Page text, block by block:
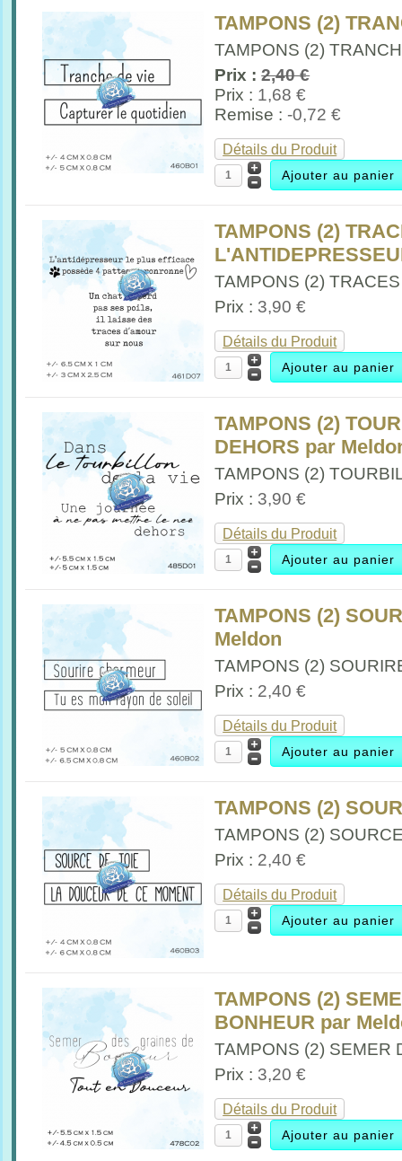
TAMPONS (2)
TAMPONS (2)
Prix :2,40 €
Prix : 1,68 €
Remise :-0,72 €
Détails du Produit
TAMPONS (2)
TAMPONS (2)
Prix : 3,90 €
Détails du Produit
TAMPONS (2)
DEHORS par
TAMPONS (2)
Prix : 3,90 €
Détails du Produit
TAMPONS (2)
Meldon
TAMPONS (2)
Prix : 2,40 €
Détails du Produit
TAMPONS (2)
TAMPONS (2)
Prix : 2,40 €
Détails du Produit
TAMPONS (2)
BONHEUR par
TAMPONS (2) SEMER
Prix : 3,20 €
Détails du Produit